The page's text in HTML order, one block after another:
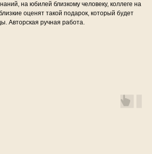
на юбилей близкому человеку, коллеге на
оценят такой подарок, который будет
Авторская ручная работа.